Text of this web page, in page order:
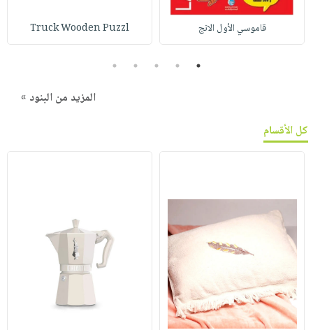
قاموسي الأول الانج Truck Wooden Puzzl
1
2
3
4
5
المزيد من البنود »
كل الأقسام